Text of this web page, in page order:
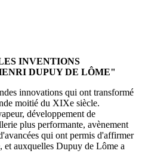
INVENTIONS
DUPUY DE LÔME"
innovations qui ont transformé
moitié du XIXe siècle.
développement de
plus performante, avènement
qui ont permis d'affirmer
et auxquelles Dupuy de Lôme a